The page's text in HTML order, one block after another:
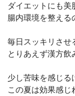
ダイエットにも美
腸内環境を整える
毎日スッキリさせ
とりあえず漢方飲
少し苦味を感じる
この夏は効果感じ